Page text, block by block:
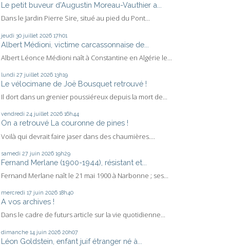
Le petit buveur d'Augustin Moreau-Vauthier a...
Dans le Jardin Pierre Sire, situé au pied du Pont...
jeudi 30 juillet 2026 17h01
Albert Médioni, victime carcassonnaise de...
Albert Léonce Médioni naît à Constantine en Algérie le...
lundi 27 juillet 2026 13h19
Le vélocimane de Joë Bousquet retrouvé !
Il dort dans un grenier poussiéreux depuis la mort de...
vendredi 24 juillet 2026 16h44
On a retrouvé La couronne de pines !
Voilà qui devrait faire jaser dans des chaumières....
samedi 27 juin 2026 19h29
Fernand Merlane (1900-1944), résistant et...
Fernand Merlane naît le 21 mai 1900 à Narbonne ; ses...
mercredi 17 juin 2026 18h40
A vos archives !
Dans le cadre de futurs article sur la vie quotidienne...
dimanche 14 juin 2026 20h07
Léon Goldstein, enfant juif étranger né à...